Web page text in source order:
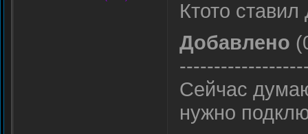
Ктото
Добавлено
Сейчас
нужно